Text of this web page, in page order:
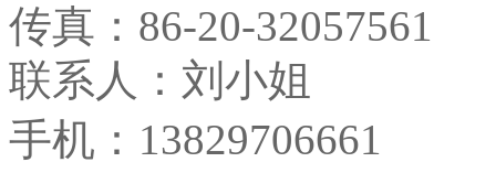
传真： 86-20-32057561
联系人：刘小姐
手机：13829706661